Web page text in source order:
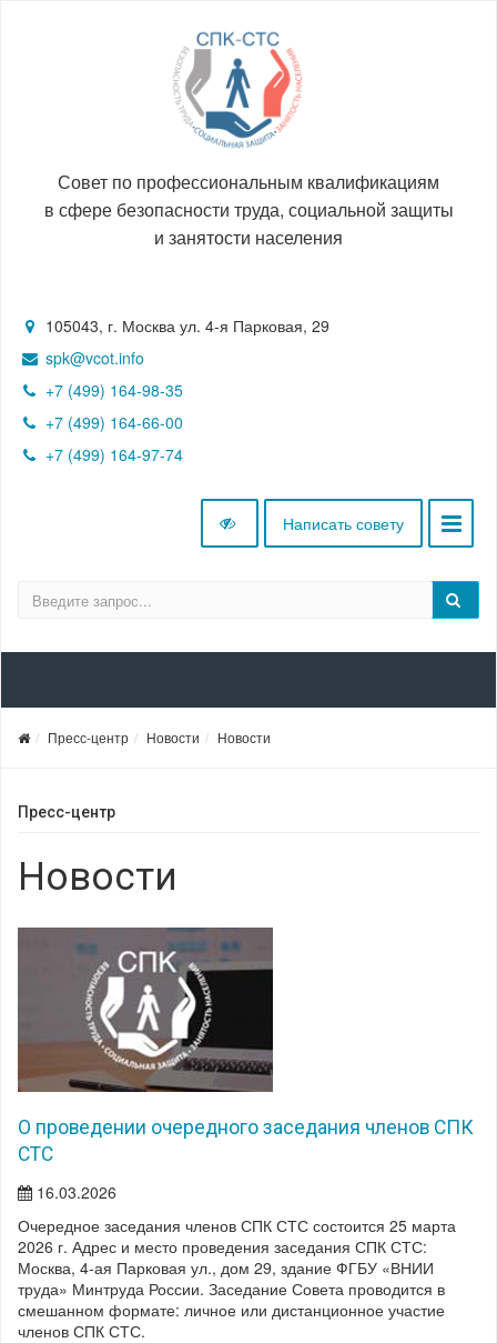
Совет по профессиональным квалификациям
в сфере безопасности труда, социальной защиты
и занятости населения
105043, г. Москва ул. 4-я Парковая, 29
spk@vcot.info
+7 (499) 164-98-35
+7 (499) 164-66-00
+7 (499) 164-97-74
Написать совету
Пресс-центр Новости Новости
Пресс-центр
Новости
О проведении очередного заседания членов СПК
СТС
16.03.2026
Очередное заседания членов СПК СТС состоится 25 марта
2026 г. Адрес и место проведения заседания СПК СТС:
Москва, 4-ая Парковая ул., дом 29, здание ФГБУ «ВНИИ
труда» Минтруда России. Заседание Совета проводится в
смешанном формате: личное или дистанционное участие
членов СПК СТС.